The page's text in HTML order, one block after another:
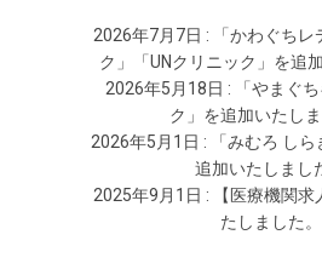
2026年7月7日 : 「かわぐちレ
ク」「UNクリニック」を追
2026年5月18日 : 「やまぐ
ク」を追加いたしま
2026年5月1日 : 「みむろ し
追加いたしまし
2025年9月1日 : 【医療機関求
たしました。